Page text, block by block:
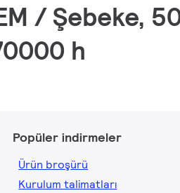
/ Şebeke,
h
Popüler indirmeler
Ürün broşürü
Kurulum talimatları